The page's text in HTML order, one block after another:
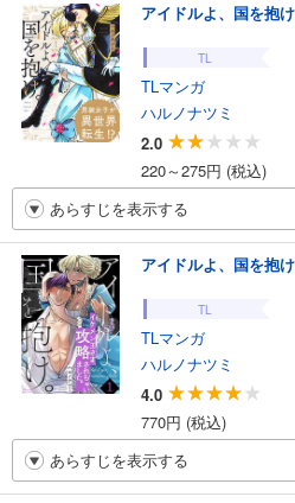
アイドルよ、国を抱け
TL
TLマンガ
ハルノナツミ
2.0
220～275円 (税込)
あらすじを表示する
アイドルよ、国を抱
TL
TLマンガ
ハルノナツミ
4.0
770円 (税込)
あらすじを表示する